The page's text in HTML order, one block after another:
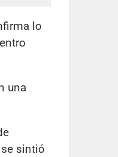
lo
una
sintió